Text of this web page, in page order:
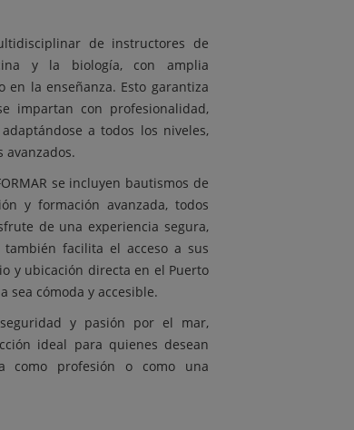
de instructores de
y la biología, con amplia
la enseñanza. Esto garantiza
impartan con profesionalidad,
a todos los niveles,
avanzados.
se incluyen bautismos de
y formación avanzada, todos
de una experiencia segura,
facilita el acceso a sus
y ubicación directa en el Puerto
sea cómoda y accesible.
y pasión por el mar,
ideal para quienes desean
como profesión o como una